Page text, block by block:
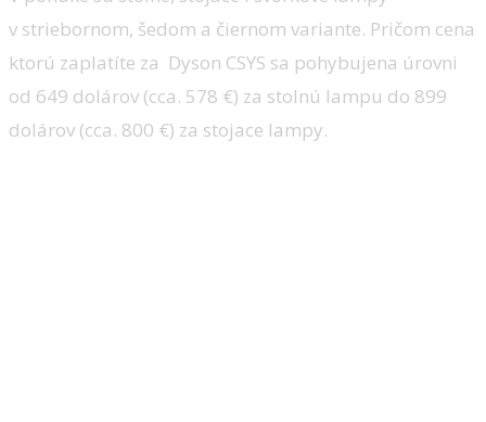
v striebornom, šedom a čiernom variante. Pričom cena
ktorú zaplatíte za Dyson CSYS sa pohybujena úrovni
od 649 dolárov (cca. 578 €) za stolnú lampu do 899
dolárov (cca. 800 €) za stojace lampy.